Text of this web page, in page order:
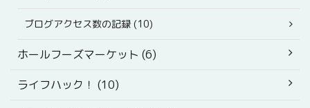
ブログアクセス数の記録 (10)
ホールフーズマーケット (6)
ライフハック！ (10)